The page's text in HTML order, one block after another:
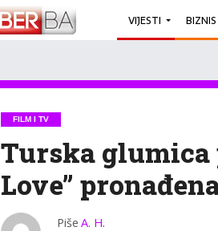
VIJESTI BIZNIS
FILM I TV
Turska glumica
Love”
Piše A. H.